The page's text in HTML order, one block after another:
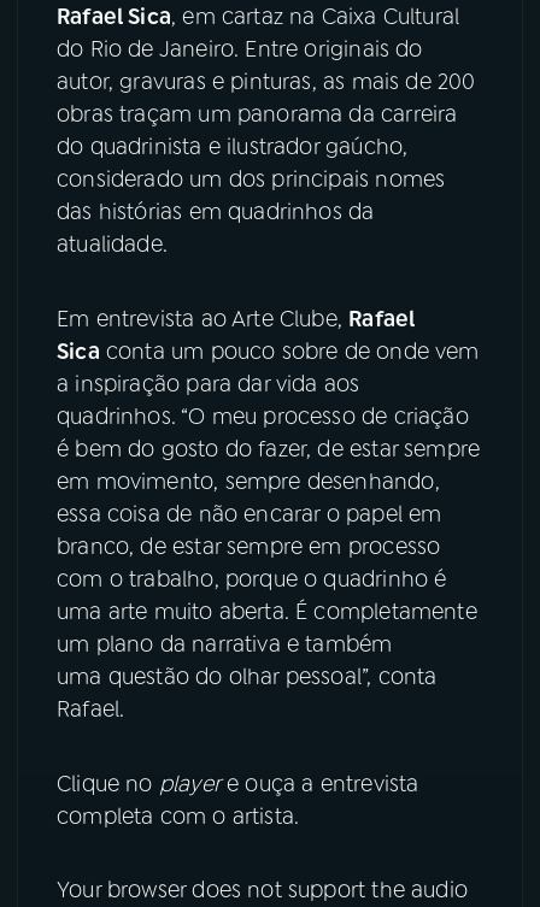
08PRÊMIO RÁDIO MEC
ACOMPANHE A RÁDIO MEC
YouTube Facebook
Rafael Sica, em cartaz na Caixa Cultural
do Rio de Janeiro. Entre originais do
autor, gravuras e pinturas, as mais de 200
obras traçam um panorama da carreira
do quadrinista e ilustrador gaúcho,
considerado um dos principais nomes
das histórias em quadrinhos da
atualidade.
Em entrevista ao Arte Clube, Rafael
Sica conta um pouco sobre de onde vem
a inspiração para dar vida aos
quadrinhos. “O meu processo de criação
é bem do gosto do fazer, de estar sempre
em movimento, sempre desenhando,
essa coisa de não encarar o papel em
branco, de estar sempre em processo
com o trabalho, porque o quadrinho é
uma arte muito aberta. É completamente
um plano da narrativa e também
uma questão do olhar pessoal”, conta
Rafael.
Clique no playere ouça a entrevista
completa com o artista.
Your browser does not support the audio